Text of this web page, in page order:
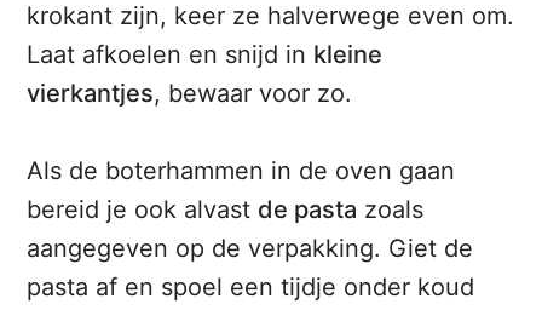
krokant zijn, keer ze halverwege even om.
Laat afkoelen en snijd in kleine
vierkantjes, bewaar voor zo.
Als de boterhammen in de oven gaan
bereid je ook alvast de pasta zoals
aangegeven op de verpakking. Giet de
pasta af en spoel een tijdje onder koud